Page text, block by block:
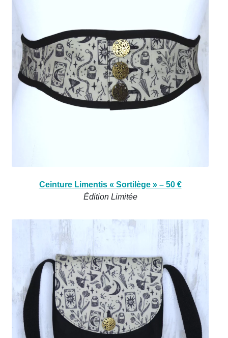
Ceinture Limentis « Sortilège » – 50 €
Édition Limitée